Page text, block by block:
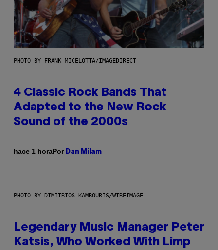
PHOTO BY FRANK MICELOTTA/IMAGEDIRECT
4 Classic Rock Bands That
Adapted to the New Rock
Sound of the 2000s
hace 1 horaPor Dan Milam
PHOTO BY DIMITRIOS KAMBOURIS/WIREIMAGE
Legendary Music Manager Peter
Katsis, Who Worked With Limp